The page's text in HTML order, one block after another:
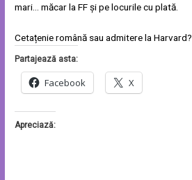
mari… măcar la FF și pe locurile cu plată.
Cetațenie română sau admitere la Harvard?
Partajează asta:
Facebook X
Apreciază: